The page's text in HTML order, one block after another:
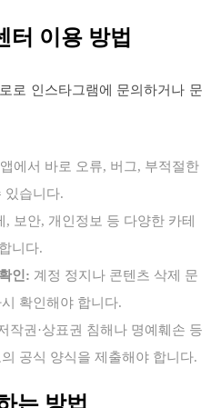
터 이용 방법
로 인스타그램에 문의하거나 문
앱에서 바로 오류, 버그, 부적절한
있습니다.
, 보안, 개인정보 등 다양한 카테
니다.
인: 계정 정지나 콘텐츠 삭제 문
확인해야 합니다.
작권·상표권 침해나 명예훼손 등
공식 양식을 제출해야 합니다.
는 방법